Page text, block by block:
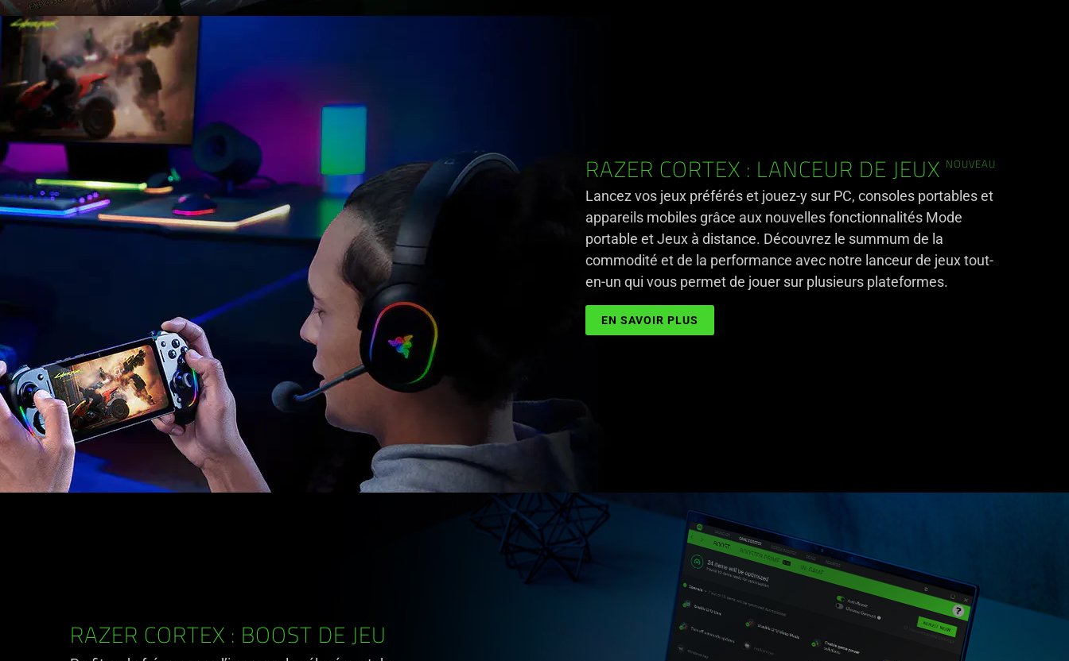
RAZER CORTEX : LANCEUR DE JEUX NOUVEAU
Lancez vos jeux préférés et jouez-y sur PC, consoles portables et
appareils mobiles grâce aux nouvelles fonctionnalités Mode
portable et Jeux à distance. Découvrez le summum de la
commodité et de la performance avec notre lanceur de jeux tout-
en-un qui vous permet de jouer sur plusieurs plateformes.
EN SAVOIR PLUS
RAZER CORTEX : BOOST DE JEU